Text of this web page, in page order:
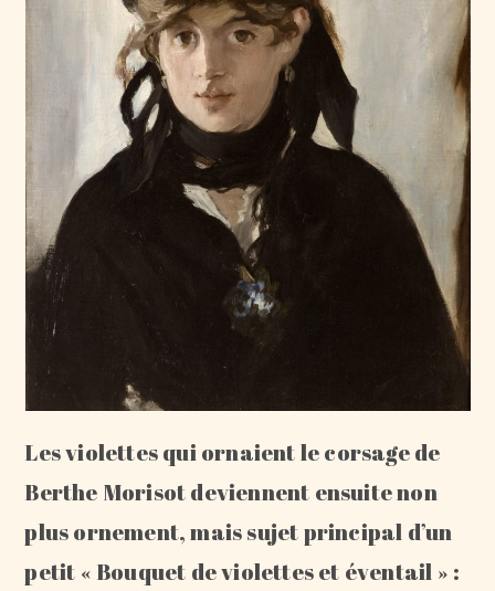
Les violettes qui ornaient le corsage de
Berthe Morisot deviennent ensuite non
plus ornement, mais sujet principal d’un
petit « Bouquet de violettes et éventail » :